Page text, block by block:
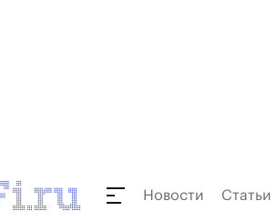
Новости Статьи